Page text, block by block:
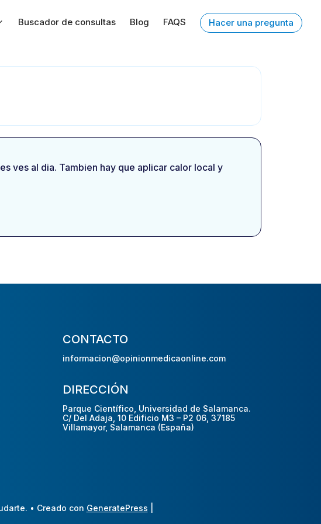
Buscador de consultas Blog FAQS Hacer una pregunta
ves al dia. Tambien hay que aplicar calor local y
CONTACTO
informacion@opinionmedicaonline.com
DIRECCIÓN
Parque Científico, Universidad de Salamanca.
C/ Del Adaja, 10 Edificio M3 – P2 06, 37185
Villamayor, Salamanca (España)
• Creado con GeneratePress